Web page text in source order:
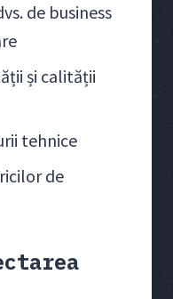
de business
și calității
tehnice
de